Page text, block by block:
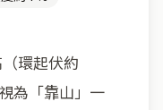
環起伏約
為「靠山」一